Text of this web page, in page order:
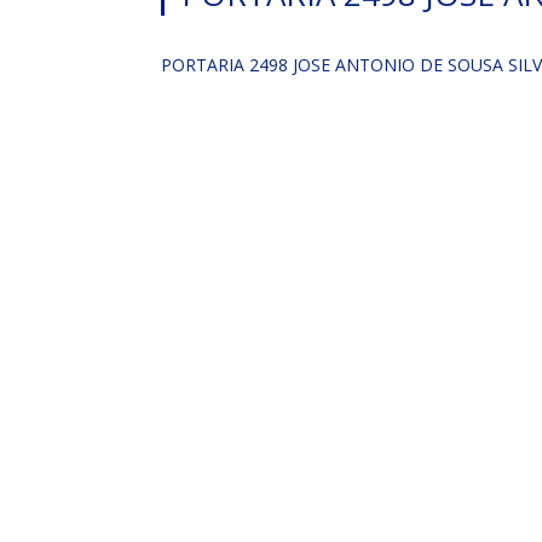
PORTARIA 2498 JOSE ANTONIO DE SOUSA